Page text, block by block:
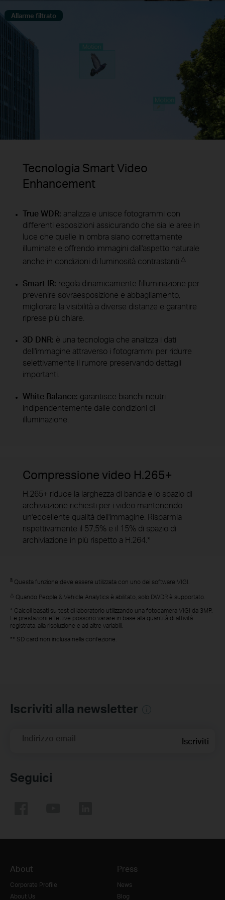
Allarme filtrato
Tecnologia Smart Video
Enhancement
True WDR: analizza e unisce fotogrammi con
differenti esposizioni assicurando che sia le aree in
luce che quelle in ombra siano correttamente
illuminate e offrendo immagini dall'aspetto naturale
anche in condizioni di luminosità contrastanti. △
Smart IR: regola dinamicamente l'illuminazione per
prevenire sovraesposizione e abbagliamento,
migliorare la visibilità a diverse distanze e garantire
riprese più chiare.
3D DNR: è una tecnologia che analizza i dati
dell'immagine attraverso i fotogrammi per ridurre
selettivamente il rumore preservando dettagli
importanti.
White Balance: garantisce bianchi neutri
indipendentemente dalle condizioni di
illuminazione.
Compressione video H.265+
H.265+ riduce la larghezza di banda e lo spazio di
archiviazione richiesti per i video mantenendo
un'eccellente qualità dell'immagine. Risparmia
rispettivamente il 57,5% e il 15% di spazio di
archiviazione in più rispetto a H.264.*
§ Questa funzione deve essere utilizzata con uno dei software VIGI.
△ Quando People & Vehicle Analytics è abilitato, solo DWDR è supportato.
* Calcoli basati su test di laboratorio utilizzando una fotocamera VIGI da 3MP.
Le prestazioni effettive possono variare in base alla quantità di attività
registrata, alla risoluzione e ad altre variabili.
** SD card non inclusa nella confezione.
Iscriviti alla newsletter
Indirizzo email Iscriviti
Seguici
About
Corporate Profile
About Us
Press
News
Blog